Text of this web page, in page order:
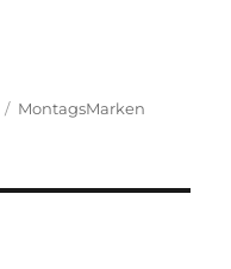
Categories
MontagsMarken